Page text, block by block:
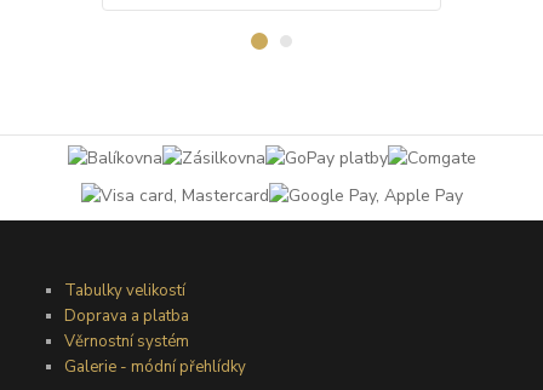
Tabulky velikostí
Doprava a platba
Věrnostní systém
Galerie - módní přehlídky